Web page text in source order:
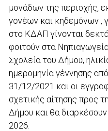
μονάδων της περιοχής,
γονέων και κηδεμόνων ,
στο ΚΔΑΠ γίνονται
φοιτούν στα
Σχολεία του Δήμου,
ημερομηνία γέννησης
31/12/2021 και οι
σχετικής αίτησης προς
Δήμου και θα διαρκέσουν
2026.